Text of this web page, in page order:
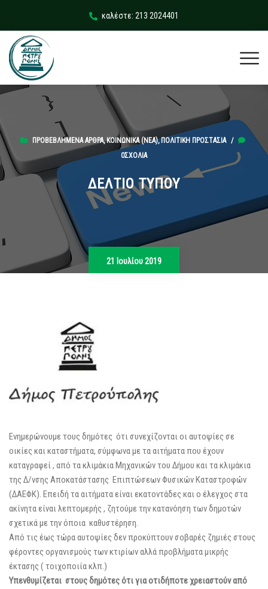
καλέστε: 213 2024401
ΠΡΟΒΕΒΛΗΜΈΝΑ ΆΡΘΡΑ,ΚΟΙΝΩΝΙΚΆ (ΝΕΑ),ΠΟΛΙΤΙΚΉ ΠΡΟΣΤΑΣΊΑ/
0ΣΧΌΛΙΑ
ΔΕΛΤΙΟ ΤΥΠΟΥ
21 Ιουλίου 2019
Ενημερώνουμε τους δημότες ότι συνεχίζονται οι αυτοψίες σε
οικίες και καταστήματα, σύμφωνα με τα αιτήματα που έχουν
καταγραφεί , από τα κλιμάκια Μηχανικών του Δήμου και τα κλιμάκια
της Δ/νσης Αποκατάστασης Επιπτώσεων Φυσικών Καταστροφών
(ΔΑΕΦΚ). Επειδή τα αιτήματα είναι εκατοντάδες και ο έλεγχος στα
ακίνητα είναι λεπτομερής , ζητούμε την κατανόηση των δημοτών
σχετικά με την όποια καθυστέρηση.
Από τις έως τώρα αυτοψίες δεν προκύπτουν σοβαρές ζημιές στους
φέροντες οργανισμούς των κτιρίων αλλά προβλήματα μικρής
έκτασης ( τοιχοποιία κλπ.)
Υπενθυμίζεται στους δημότες ότι για οτιδήποτε χρειαστούν από